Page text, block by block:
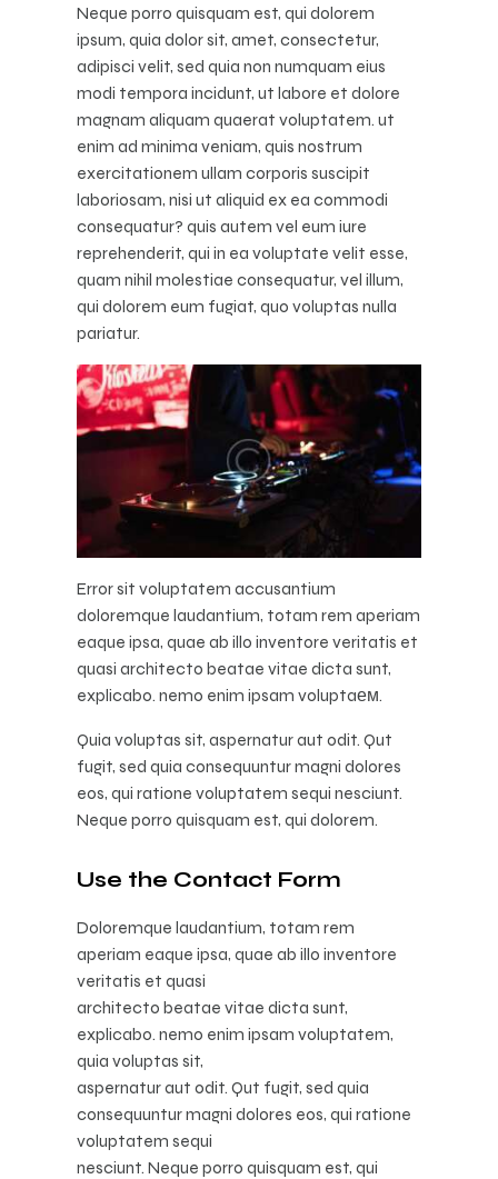
Neque porro quisquam est, qui dolorem
ipsum, quia dolor sit, amet, consectetur,
adipisci velit, sed quia non numquam eius
modi tempora incidunt, ut labore et dolore
magnam aliquam quaerat voluptatem. ut
enim ad minima veniam, quis nostrum
exercitationem ullam corporis suscipit
laboriosam, nisi ut aliquid ex ea commodi
consequatur? quis autem vel eum iure
reprehenderit, qui in ea voluptate velit esse,
quam nihil molestiae consequatur, vel illum,
qui dolorem eum fugiat, quo voluptas nulla
pariatur.
Error sit voluptatem accusantium
doloremque laudantium, totam rem aperiam
eaque ipsa, quae ab illo inventore veritatis et
quasi architecto beatae vitae dicta sunt,
explicabo. nemo enim ipsam voluptaем.
Quia voluptas sit, aspernatur aut odit. Qut
fugit, sed quia consequuntur magni dolores
eos, qui ratione voluptatem sequi nesciunt.
Neque porro quisquam est, qui dolorem.
Use the Contact Form
Doloremque laudantium, totam rem
aperiam eaque ipsa, quae ab illo inventore
veritatis et quasi
architecto beatae vitae dicta sunt,
explicabo. nemo enim ipsam voluptatem,
quia voluptas sit,
aspernatur aut odit. Qut fugit, sed quia
consequuntur magni dolores eos, qui ratione
voluptatem sequi
nesciunt. Neque porro quisquam est, qui